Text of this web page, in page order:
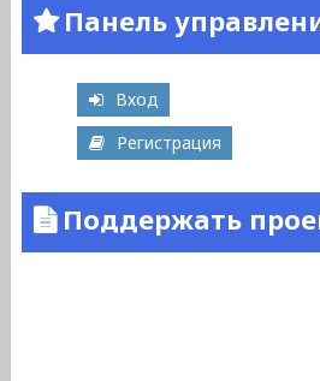
Панель
Вход
Регистрация
Поддержать